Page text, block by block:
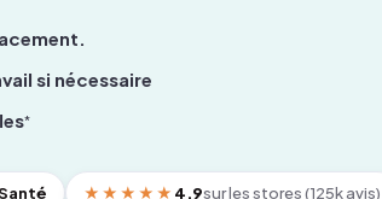
si nécessaire
*
★★★★★ 4,9sur les stores (125k avis)